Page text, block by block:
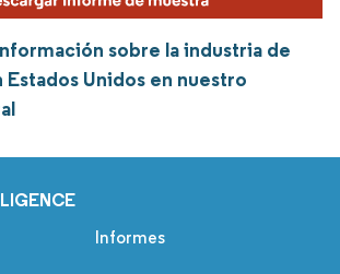
sobre la industria de
Unidos en nuestro
Informes